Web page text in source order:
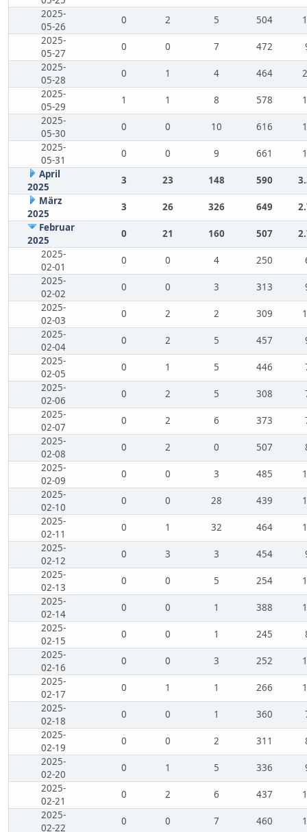
2025-
05-26
0 2 5 504
2025-
05-27
0 0 7 472
2025-
05-28
0 1 4 464
2025-
05-29
1 1 8 578
2025-
05-30
0 0 10 616
2025-
05-31
0 0 9 661
April
2025
3 23 148 590
März
2025
3 26 326 649
Februar
2025
0 21 160 507
2025-
02-01
0 0 4 250
2025-
02-02
0 0 3 313
2025-
02-03
0 2 2 309
2025-
02-04
0 2 5 457
2025-
02-05
0 1 5 446
2025-
02-06
0 2 5 308
2025-
02-07
0 2 6 373
2025-
02-08
0 2 0 507
2025-
02-09
0 0 3 485
2025-
02-10
0 0 28 439
2025-
02-11
0 1 32 464
2025-
02-12
0 3 3 454
2025-
02-13
0 0 5 254
2025-
02-14
0 0 1 388
2025-
02-15
0 0 1 245
2025-
02-16
0 0 3 252
2025-
02-17
0 1 1 266
2025-
02-18
0 0 1 360
2025-
02-19
0 0 2 311
2025-
02-20
0 1 5 336
2025-
02-21
0 2 6 437
2025-
02-22
0 0 7 460